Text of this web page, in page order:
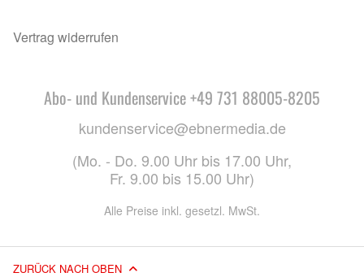
Vertrag widerrufen
Abo- und Kundenservice +49 731 88005-8205
kundenservice@ebnermedia.de
(Mo. - Do. 9.00 Uhr bis 17.00 Uhr,
Fr. 9.00 bis 15.00 Uhr)
Alle Preise inkl. gesetzl. MwSt.
ZURÜCK NACH OBEN